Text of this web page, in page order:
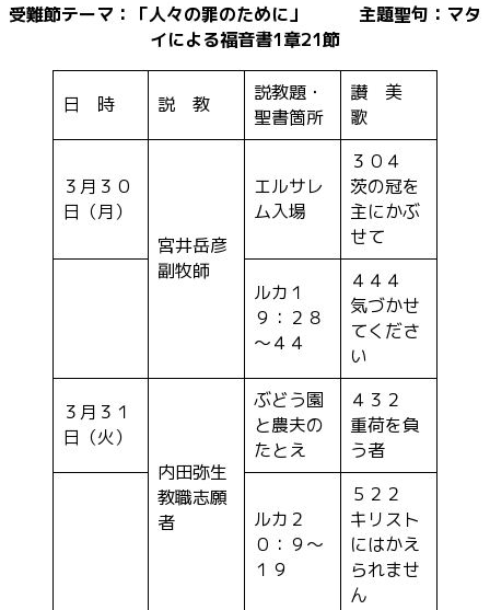
受難節テーマ：「人々の罪のために」 主題聖句：マタ
イによる福音書1章21節
日 時 説 教
説教題・
聖書箇所
讃 美
歌
３月３０
日（月）
宮井岳彦
副牧師
エルサレ
ム入場
３０４
茨の冠を
主にかぶ
せて
ルカ１
９：２８
～４４
４４４
気づかせ
てくださ
い
３月３１
日（火）
内田弥生
教職志願
者
ぶどう園
と農夫の
たとえ
４３２
重荷を負
う者
ルカ２
０：９～
１９
５２２
キリスト
にはかえ
られませ
ん